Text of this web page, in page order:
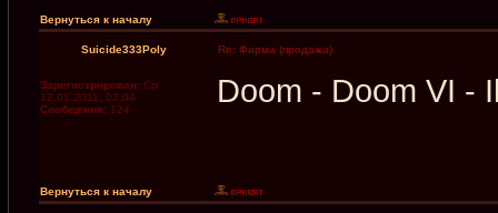
Вернуться к началу
Suicide333Poly Re: Фирма (продажа)
Зарегистрирован: Ср
12.01.2011, 02:04
Сообщения: 124
Doom - Doom VI -
Вернуться к началу